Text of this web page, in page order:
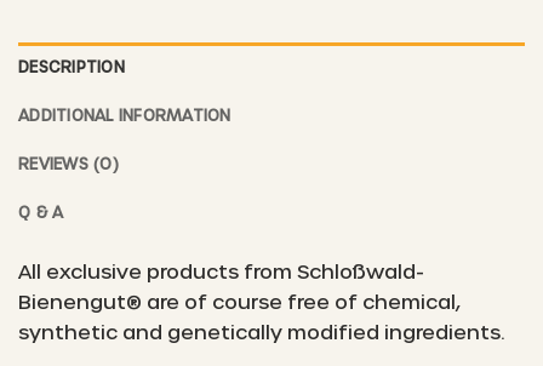
DESCRIPTION
ADDITIONAL INFORMATION
REVIEWS (0)
Q & A
All exclusive products from Schloßwald-
Bienengut® are of course free of chemical,
synthetic and genetically modified ingredients.